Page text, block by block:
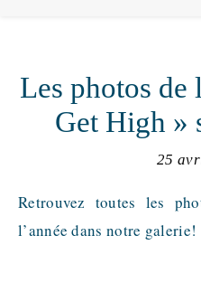
Les photos de
Get High »
25
Retrouvez toutes les photos de la soirée BDA de
l’année dans notre galerie!